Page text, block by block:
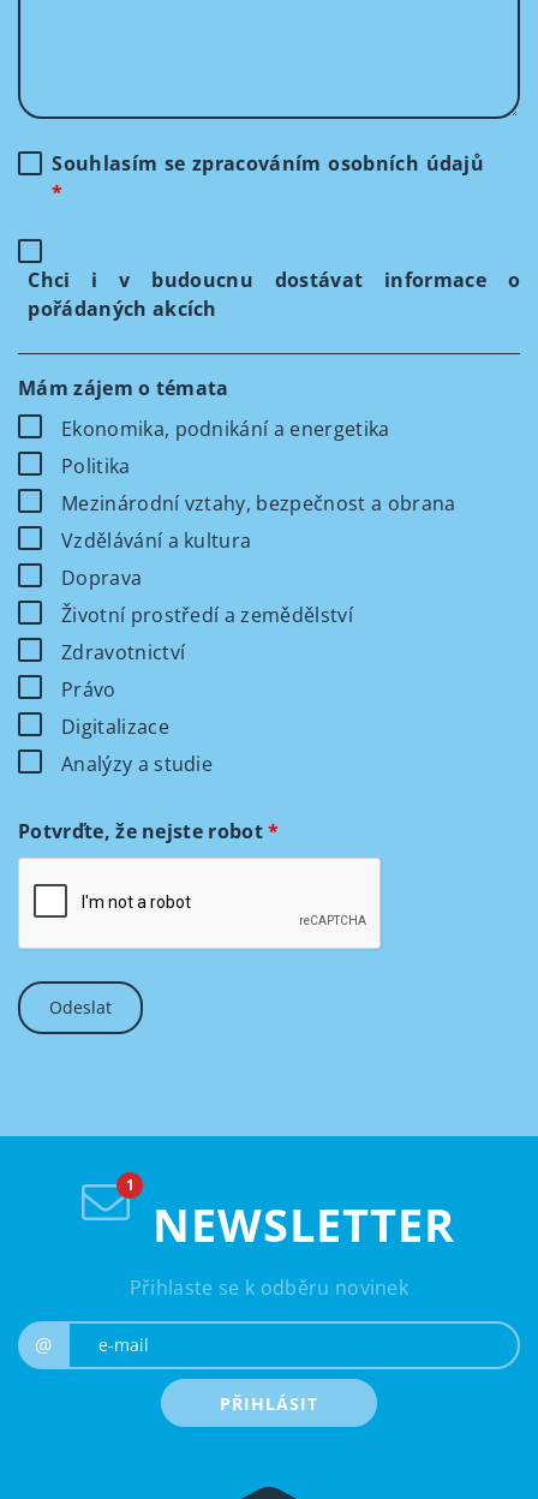
Souhlasím se zpracováním osobních údajů
*
Chci i v budoucnu dostávat informace o
pořádaných akcích
Mám zájem o témata
Ekonomika, podnikání a energetika
Politika
Mezinárodní vztahy, bezpečnost a obrana
Vzdělávání a kultura
Doprava
Životní prostředí a zemědělství
Zdravotnictví
Právo
Digitalizace
Analýzy a studie
Potvrďte, že nejste robot*
NEWSLETTER
Přihlaste se k odběru novinek
@
PŘIHLÁSIT